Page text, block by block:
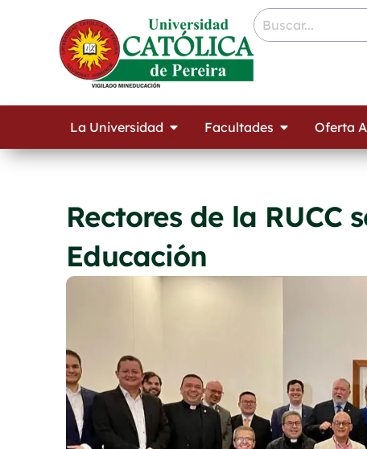
La Universidad Open La Universidad
Facultades OpenOferta
Rectores de la RUCC
Educación